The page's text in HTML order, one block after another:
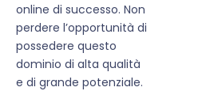
online di successo. Non
perdere l’opportunità di
possedere questo
dominio di alta qualità
e di grande potenziale.